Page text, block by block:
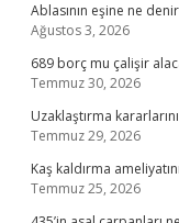
Ablasının eşine ne
Ağustos 3, 2026
689 borç mu çalişir
Temmuz 30, 2026
Uzaklaştırma
Temmuz 29, 2026
Kaş kaldırma
Temmuz 25, 2026